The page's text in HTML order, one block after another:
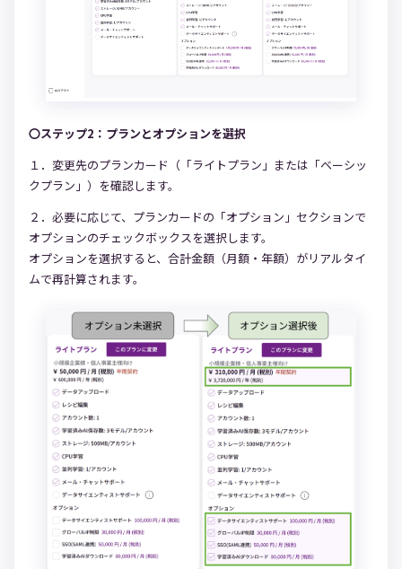
〇ステップ2：プランとオプションを選択
１．変更先のプランカード（「ライトプラン」または「ベーシッ
クプラン」）を確認します。
２．必要に応じて、プランカードの「オプション」セクションで
オプションのチェックボックスを選択します。
オプションを選択すると、合計金額（月額・年額）がリアルタイ
ムで再計算されます。